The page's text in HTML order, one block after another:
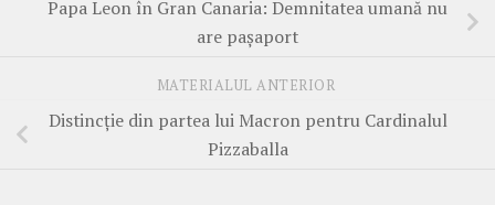
Papa Leon în Gran Canaria: Demnitatea umană nu
are pașaport
MATERIALUL ANTERIOR
Distincție din partea lui Macron pentru Cardinalul
Pizzaballa